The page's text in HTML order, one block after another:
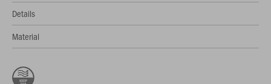
Details
Material